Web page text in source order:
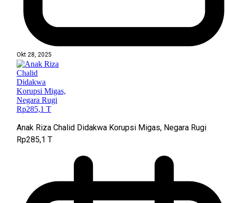
Okt 28, 2025
Anak Riza Chalid Didakwa Korupsi Migas, Negara Rugi
Rp285,1 T